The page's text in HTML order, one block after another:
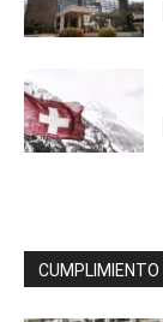
CUMPLIMIENTO